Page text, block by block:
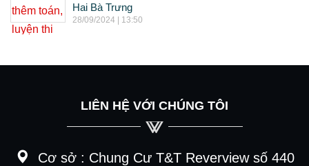
Hai Bà Trưng
28/09/2024 | 13:50
LIÊN HỆ VỚI CHÚNG TÔI
Cơ sở : Chung Cư T&T Reverview số 440